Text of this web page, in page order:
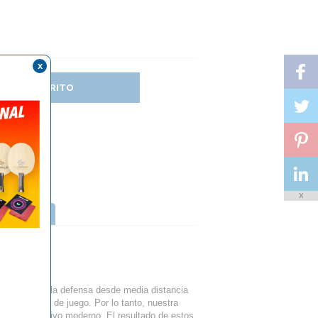
AL CARRITO
del juego, la defensa desde media distancia
de juego. Por lo tanto, nuestra
defensivo moderno. El resultado de estos
x
X